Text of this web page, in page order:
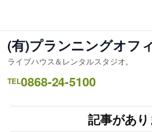
を
ス
キ
ッ
(有)プランニングオフ
ライブハウス＆レンタルスタジオ。
TEL0868-24-5100
記事があ